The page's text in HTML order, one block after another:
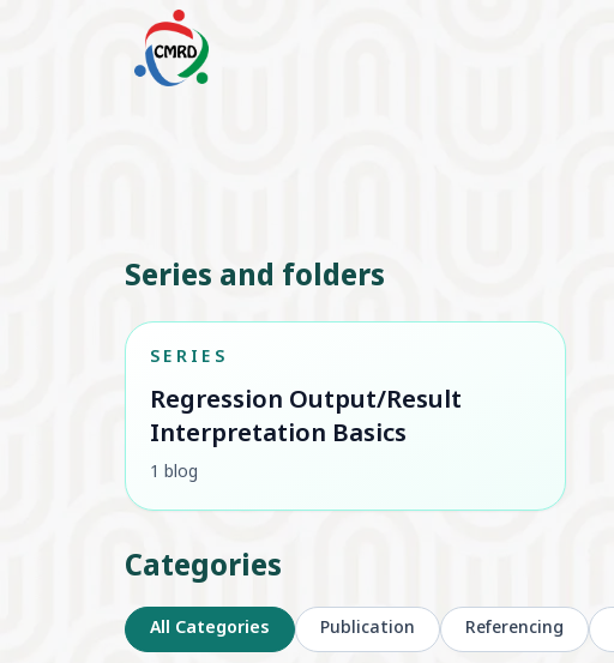
Series and folders
SERIES
Regression Output/Result
Interpretation Basics
1 blog
Categories
All Categories Publication Referencing